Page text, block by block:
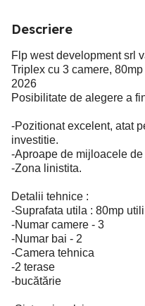
Descriere
Flp west development srl
Triplex cu 3 camere,
2026
Posibilitate de alegere a
-Pozitionat excelent, atat
investitie.
-Aproape de mijloacele
-Zona linistita.
Detalii tehnice :
-Suprafata utila : 80mp utili
-Numar camere - 3
-Numar bai - 2
-Camera tehnica
-2 terase
-bucătărie